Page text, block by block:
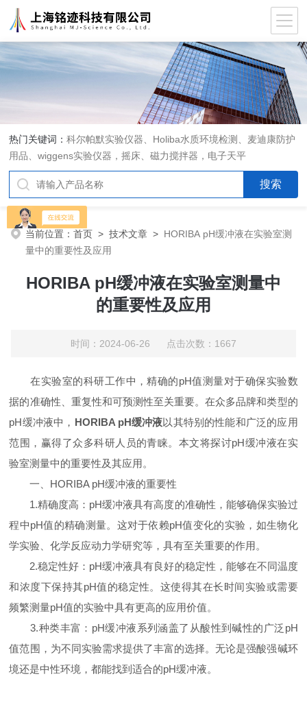
热门关键词：科尔帕默实验仪器、Holiba水质环境检测、麦迪康防护
用品、wiggens实验仪器，摇床、磁力搅拌器，电子天平
当前位置：首页 >技术文章 > HORIBA pH缓冲液在实验室测
量中的重要性及应用
HORIBA pH缓冲液在实验室测量中
的重要性及应用
时间：2024-06-26 点击次数：1667
在实验室的科研工作中，精确的pH值测量对于确保实验数
据的准确性、重复性和可预测性至关重要。在众多品牌和类型的
pH缓冲液中， HORIBA pH缓冲液以其特别的性能和广泛的应用
范围，赢得了众多科研人员的青睐。本文将探讨pH缓冲液在实
验室测量中的重要性及其应用。
一、HORIBA pH缓冲液的重要性
1.精确度高：pH缓冲液具有高度的准确性，能够确保实验过
程中pH值的精确测量。这对于依赖pH值变化的实验，如生物化
学实验、化学反应动力学研究等，具有至关重要的作用。
2.稳定性好：pH缓冲液具有良好的稳定性，能够在不同温度
和浓度下保持其pH值的稳定性。这使得其在长时间实验或需要
频繁测量pH值的实验中具有更高的应用价值。
3.种类丰富：pH缓冲液系列涵盖了从酸性到碱性的广泛pH
值范围，为不同实验需求提供了丰富的选择。无论是强酸强碱环
境还是中性环境，都能找到适合的pH缓冲液。